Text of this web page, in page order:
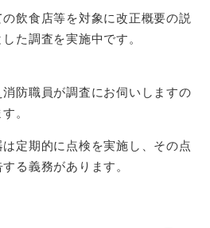
飲食店等を対象に改正概要の説
た調査を実施中です。
防職員が調査にお伺いしますの
。
定期的に点検を実施し、その点
る義務があります。